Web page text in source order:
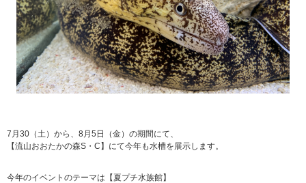
7月30（土）から、8月5日（金）の期間にて、
【流山おおたかの森S・C】にて今年も水槽を展示します。
今年のイベントのテーマは【夏プチ水族館】